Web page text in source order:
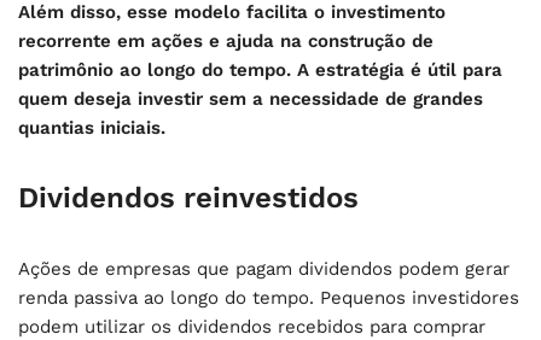
Além disso, esse modelo facilita o investimento
recorrente em ações e ajuda na construção de
patrimônio ao longo do tempo. A estratégia é útil para
quem deseja investir sem a necessidade de grandes
quantias iniciais.
Dividendos reinvestidos
Ações de empresas que pagam dividendos podem gerar
renda passiva ao longo do tempo. Pequenos investidores
podem utilizar os dividendos recebidos para comprar